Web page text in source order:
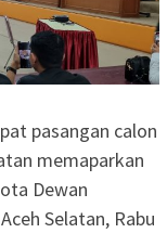
pasangan calon
memaparkan
Dewan
Selatan, Rabu